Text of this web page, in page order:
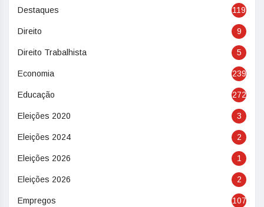
Destaques 119
Direito 9
Direito Trabalhista 5
Economia 239
Educação 272
Eleições 2020 3
Eleições 2024 2
Eleições 2026 1
Eleições 2026 2
Empregos 107